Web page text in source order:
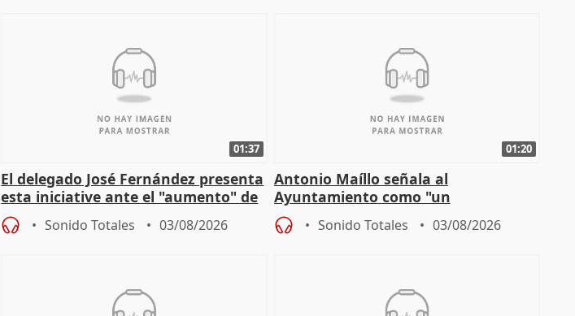
01:37
El delegado José Fernández presenta
esta iniciative ante el "aumento" de
personas sin hogar en Madri
Sonido Totales 03/08/2026
01:20
Antonio Maíllo señala al
Ayuntamiento como "un
especulador más" sobre viviendas de
Jiménez Becerril
Sonido Totales 03/08/2026